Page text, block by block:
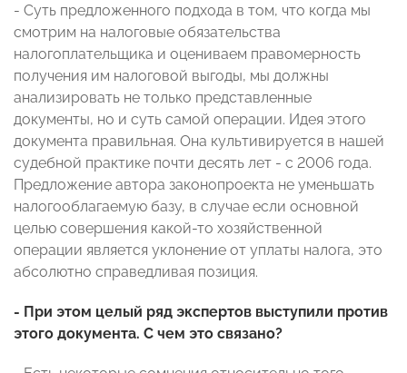
- Суть предложенного подхода в том, что когда мы
смотрим на налоговые обязательства
налогоплательщика и оцениваем правомерность
получения им налоговой выгоды, мы должны
анализировать не только представленные
документы, но и суть самой операции. Идея этого
документа правильная. Она культивируется в нашей
судебной практике почти десять лет - с 2006 года.
Предложение автора законопроекта не уменьшать
налогооблагаемую базу, в случае если основной
целью совершения какой-то хозяйственной
операции является уклонение от уплаты налога, это
абсолютно справедливая позиция.
- При этом целый ряд экспертов выступили против
этого документа. С чем это связано?